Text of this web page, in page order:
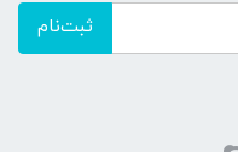
ثبت‌نام